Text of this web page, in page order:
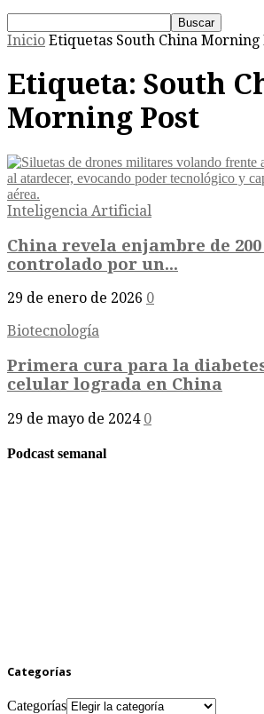
Inicio Etiquetas South China Morning
Etiqueta: South
Morning Post
Inteligencia Artificial
China revela enjambre de
controlado por un...
29 de enero de 2026 0
Biotecnología
Primera cura para la
celular lograda en China
29 de mayo de 2024 0
Podcast semanal
Categorías
Categorías